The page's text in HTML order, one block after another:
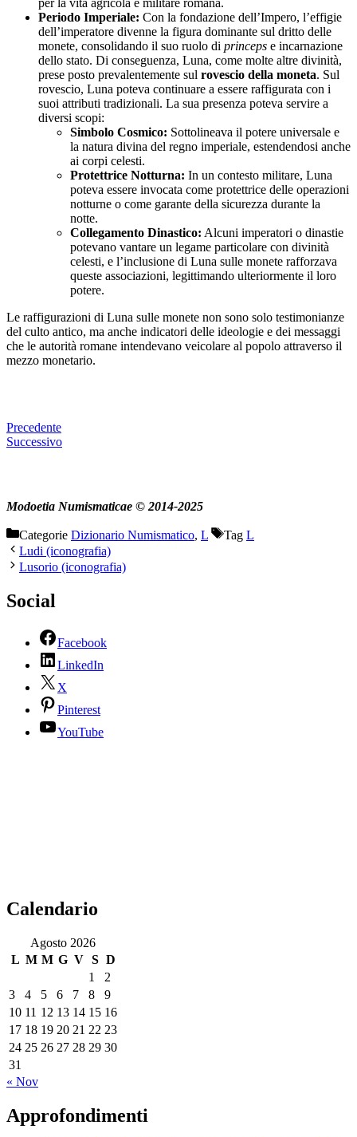
per la vita agricola e militare romana.
Periodo Imperiale: Con la fondazione dell’Impero, l’effigie
dell’imperatore divenne la figura dominante sul dritto delle
monete, consolidando il suo ruolo di princeps e incarnazione
dello stato. Di conseguenza, Luna, come molte altre divinità,
prese posto prevalentemente sul rovescio della moneta. Sul
rovescio, Luna poteva continuare a essere raffigurata con i
suoi attributi tradizionali. La sua presenza poteva servire a
diversi scopi:
Simbolo Cosmico: Sottolineava il potere universale e
la natura divina del regno imperiale, estendendosi anche
ai corpi celesti.
Protettrice Notturna: In un contesto militare, Luna
poteva essere invocata come protettrice delle operazioni
notturne o come garante della sicurezza durante la
notte.
Collegamento Dinastico: Alcuni imperatori o dinastie
potevano vantare un legame particolare con divinità
celesti, e l’inclusione di Luna sulle monete rafforzava
queste associazioni, legittimando ulteriormente il loro
potere.
Le raffigurazioni di Luna sulle monete non sono solo testimonianze
del culto antico, ma anche indicatori delle ideologie e dei messaggi
che le autorità romane intendevano veicolare al popolo attraverso il
mezzo monetario.
Precedente
Successivo
Modoetia Numismaticae © 2014-2025
Categorie Dizionario Numismatico, L Tag L
Ludi (iconografia)
Lusorio (iconografia)
Social
Facebook
LinkedIn
X
Pinterest
YouTube
Calendario
Agosto 2026
L M M G V S D
1
2
3
4 5 6 7 8
9
10 11 12 13 14 15 16
17 18 19 20 21 22 23
24 25 26 27 28 29 30
31
« Nov
Approfondimenti